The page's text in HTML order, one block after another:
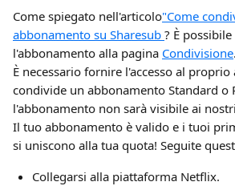
Come spiegato nell'articolo"Come
abbonamento su Sharesub ? È
l'abbonamento alla pagina Condivisione.
È necessario fornire l'accesso al proprio
condivide un abbonamento Standard
l'abbonamento non sarà visibile ai
Il tuo abbonamento è valido e i tuoi
si uniscono alla tua quota! Seguite
Collegarsi alla piattaforma Netflix.